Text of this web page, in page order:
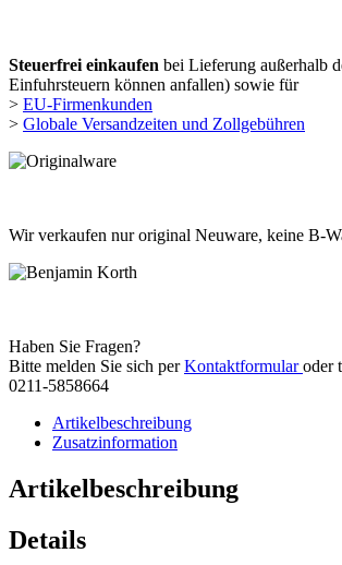
Steuerfrei einkaufen bei Lieferung außerhalb
Einfuhrsteuern können anfallen) sowie für
> EU-Firmenkunden
> Globale Versandzeiten und Zollgebühren
Wir verkaufen nur original Neuware, keine B-
Haben Sie Fragen?
Bitte melden Sie sich perKontaktformularoder
0211-5858664
Artikelbeschreibung
Zusatzinformation
Artikelbeschreibung
Details